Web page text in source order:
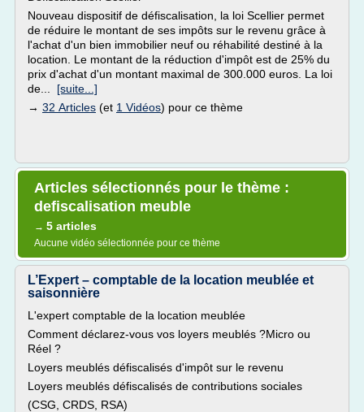
Nouveau dispositif de défiscalisation, la loi Scellier permet
de réduire le montant de ses impôts sur le revenu grâce à
l'achat d'un bien immobilier neuf ou réhabilité destiné à la
location. Le montant de la réduction d'impôt est de 25% du
prix d'achat d'un montant maximal de 300.000 euros. La loi
de... [suite...]
→ 32 Articles (et 1 Vidéos) pour ce thème
Articles sélectionnés pour le thème :
defiscalisation meuble
→ 5 articles
Aucune vidéo sélectionnée pour ce thème
L’Expert – comptable de la location meublée et
saisonnière
L'expert comptable de la location meublée
Comment déclarez-vous vos loyers meublés ?Micro ou
Réel ?
Loyers meublés défiscalisés d'impôt sur le revenu
Loyers meublés défiscalisés de contributions sociales
(CSG, CRDS, RSA)